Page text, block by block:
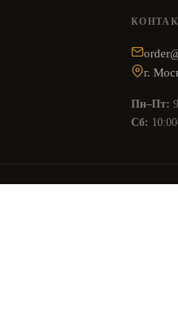
г.
Пн–Пт:
Сб: